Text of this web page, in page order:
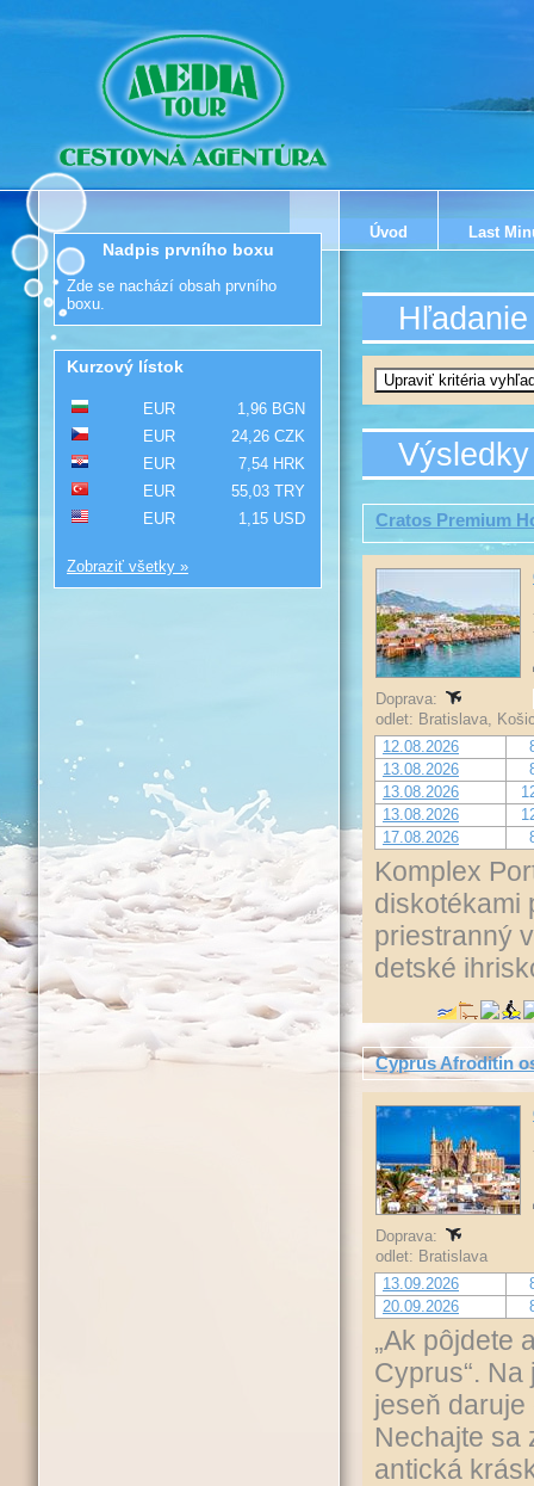
Úvod Last
Cratos Premium
Doprava:
odlet: Bratislava,
12.08.2026
13.08.2026
13.08.2026
13.08.2026
17.08.2026
Komplex
diskotékami
priestranný
detské
Cyprus Afroditin
Doprava:
odlet: Bratislava
13.09.2026
20.09.2026
„Ak pôjdete
Cyprus“.
jeseň
Nechajte sa
antická
Nadpis prvního boxu
Zde se nachází obsah prvního
boxu.
Kurzový lístok
EUR
1,96 BGN
EUR
24,26 CZK
EUR
7,54 HRK
EUR
55,03 TRY
EUR
1,15 USD
Zobraziť všetky »